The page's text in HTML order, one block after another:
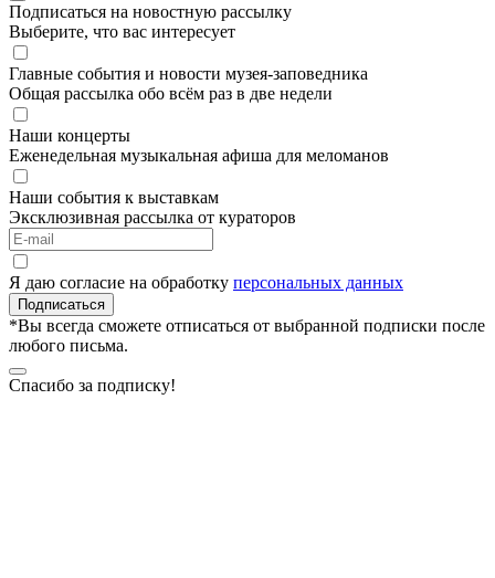
Подписаться на новостную рассылку
Выберите, что вас интересует
Главные события и новости музея-заповедника
Общая рассылка обо всём раз в две недели
Наши концерты
Еженедельная музыкальная афиша для меломанов
Наши события к выставкам
Эксклюзивная рассылка от кураторов
Я даю согласие на обработку персональных данных
Подписаться
*Вы всегда сможете отписаться от выбранной подписки после
любого письма.
Спасибо за подписку!